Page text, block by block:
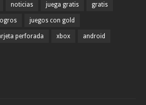
noticias juega gratis gratis
logros juegos con gold
perforada xbox android